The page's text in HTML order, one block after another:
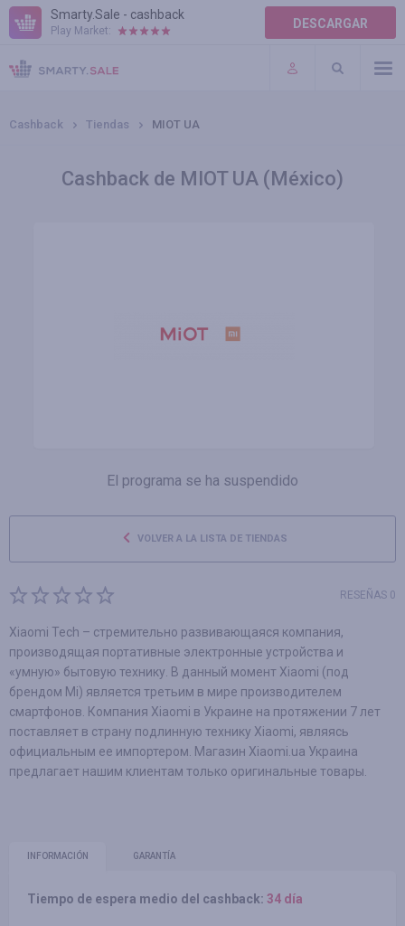
Smarty.Sale - cashback
Play Market: DESCARGAR
AYUDA
TÉRMINOS DE USO
Cashback Tiendas MIOT UA
Cashback de MIOT UA (México)
El programa se ha suspendido
VOLVER A LA LISTA DE TIENDAS
RESEÑAS 0
Xiaomi Tech – стремительно развивающаяся компания,
производящая портативные электронные устройства и
«умную» бытовую технику. В данный момент Xiaomi (под
брендом Mi) является третьим в мире производителем
смартфонов. Компания Xiaomi в Украине на протяжении 7 лет
поставляет в страну подлинную технику Xiaomi, являясь
официальным ее импортером. Магазин Xiaomi.ua Украина
предлагает нашим клиентам только оригинальные товары.
INFORMACIÓN GARANTÍA
Tiempo de espera medio del cashback: 34 día